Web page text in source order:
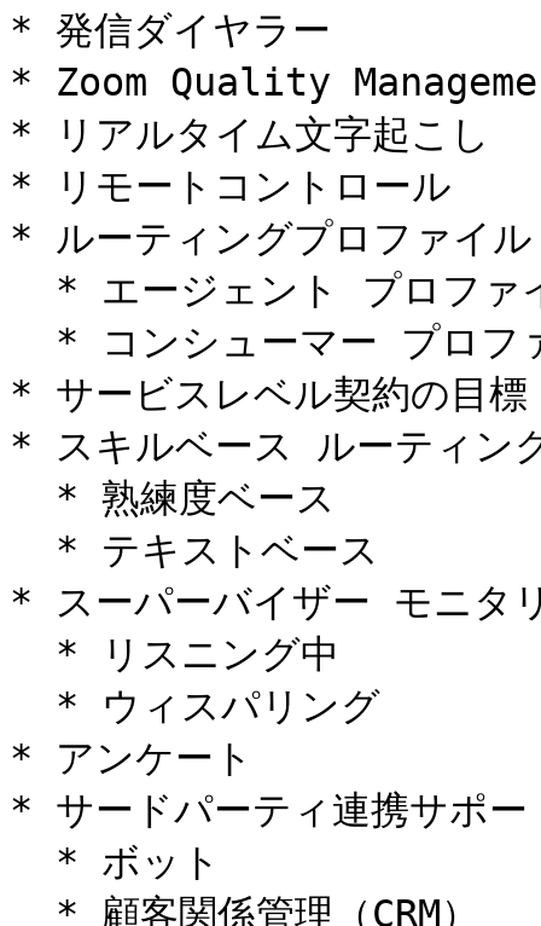
* 発信ダイヤラー
* Zoom Quality
* リアルタイム文字起こし
* リモートコントロール
* ルーティングプロファイル
* サービスレベル契約の目標
* スキルベース ルーティン
* スーパーバイザー モニタ
* アンケート
* サードパーティ連携サポー